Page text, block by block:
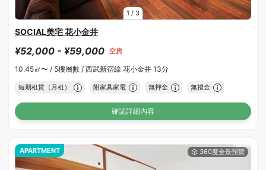
1 / 3
SOCIAL美宅 花小金井
¥52,000 - ¥59,000 空房
10.45㎡〜 / 5樓層數 / 西武新宿線 花小金井 13分
短期租賃（月租） 附家具家電 無押金 無禮金
確認詳細內容
APARTMENT